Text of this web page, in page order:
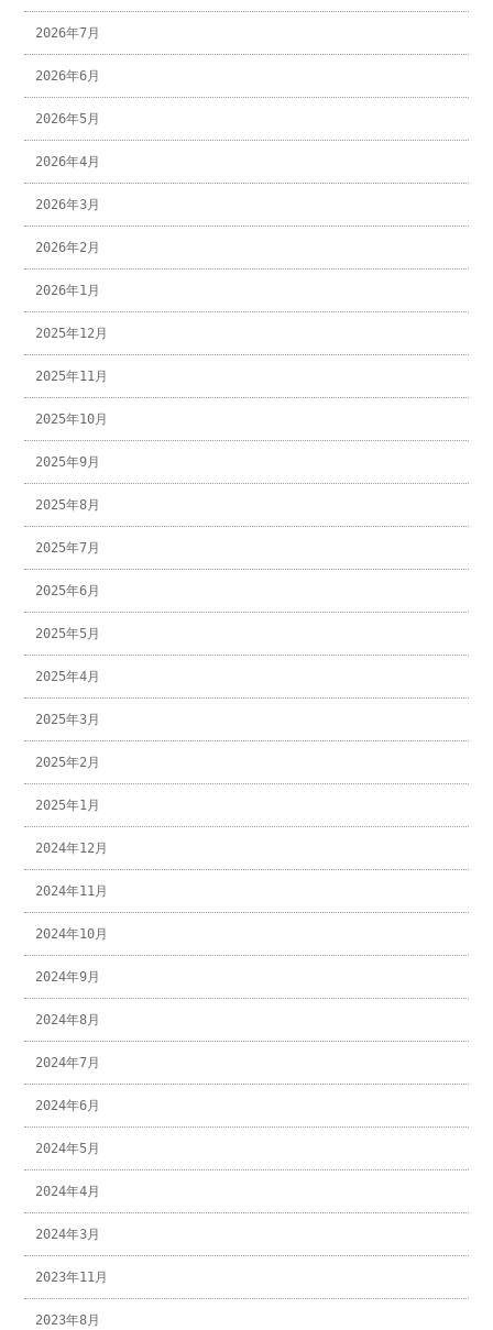
2026年7月
2026年6月
2026年5月
2026年4月
2026年3月
2026年2月
2026年1月
2025年12月
2025年11月
2025年10月
2025年9月
2025年8月
2025年7月
2025年6月
2025年5月
2025年4月
2025年3月
2025年2月
2025年1月
2024年12月
2024年11月
2024年10月
2024年9月
2024年8月
2024年7月
2024年6月
2024年5月
2024年4月
2024年3月
2023年11月
2023年8月